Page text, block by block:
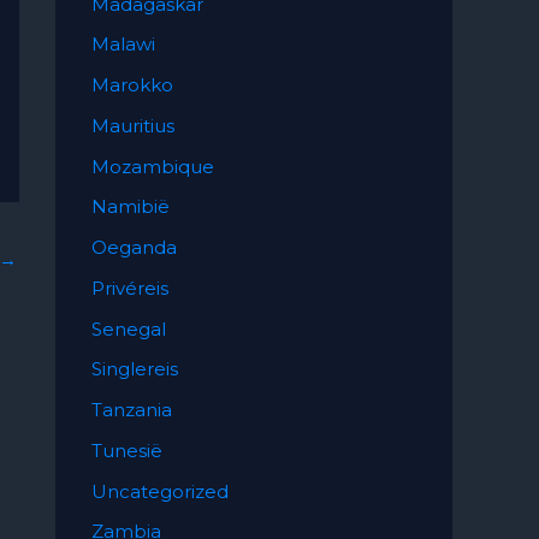
→
Malawi
Marokko
Mauritius
Mozambique
Namibië
Oeganda
Privéreis
Senegal
Singlereis
Tanzania
Tunesië
Uncategorized
Zambia